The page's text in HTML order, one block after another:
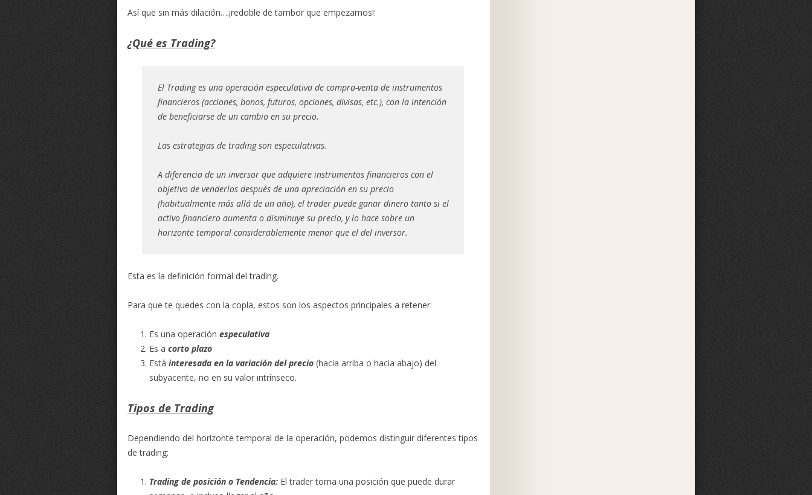
Así que sin más dilación….¡redoble de tambor que empezamos!:
¿Qué es Trading?
El Trading es una operación especulativa de compra-venta de instrumentos
financieros (acciones, bonos, futuros, opciones, divisas, etc.), con la intención
de beneficiarse de un cambio en su precio.
Las estrategias de trading son especulativas.
A diferencia de un inversor que adquiere instrumentos financieros con el
objetivo de venderlos después de una apreciación en su precio
(habitualmente más allá de un año), el trader puede ganar dinero tanto si el
activo financiero aumenta o disminuye su precio, y lo hace sobre un
horizonte temporal considerablemente menor que el del inversor.
Esta es la definición formal del trading.
Para que te quedes con la copla, estos son los aspectos principales a retener:
Es una operación especulativa
Es a corto plazo
Está interesada en la variación del precio (hacia arriba o hacia abajo) del
subyacente, no en su valor intrínseco.
Tipos de Trading
Dependiendo del horizonte temporal de la operación, podemos distinguir diferentes tipos
de trading:
Trading de posición o Tendencia: El trader toma una posición que puede durar